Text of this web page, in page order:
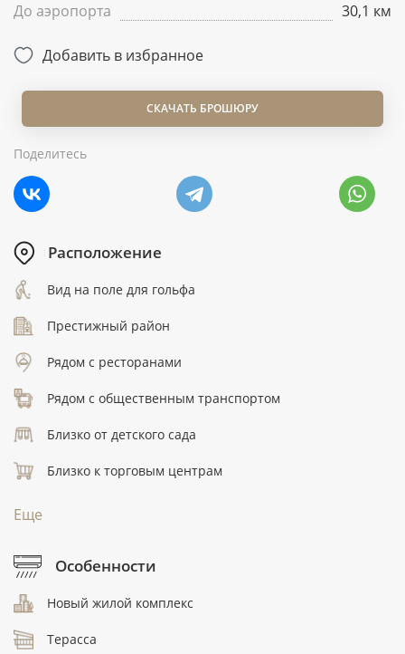
До аэропорта
30,1 км
Добавить в избранное
СКАЧАТЬ БРОШЮРУ
Поделитесь
Расположение
Вид на поле для гольфа
Престижный район
Рядом с ресторанами
Рядом с общественным транспортом
Близко от детского сада
Близко к торговым центрам
Еще
Особенности
Новый жилой комплекс
Терасса